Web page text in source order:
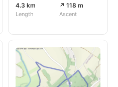
4.3 km
Length
↗ 118 m
Ascent